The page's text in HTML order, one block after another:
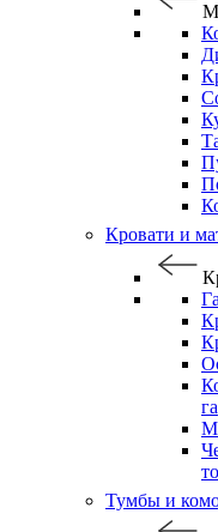
Кровати и
Тумбы и